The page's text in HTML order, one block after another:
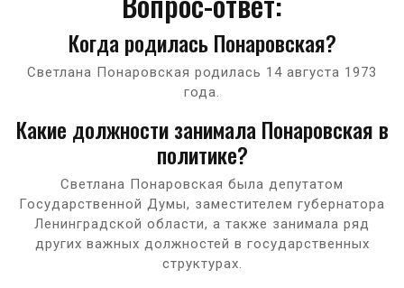
Когда родилась Понаровская?
Светлана Понаровская родилась 14 августа 1973
года.
Какие должности занимала Понаровская в
политике?
Светлана Понаровская была депутатом
Государственной Думы, заместителем губернатора
Ленинградской области, а также занимала ряд
других важных должностей в государственных
структурах.